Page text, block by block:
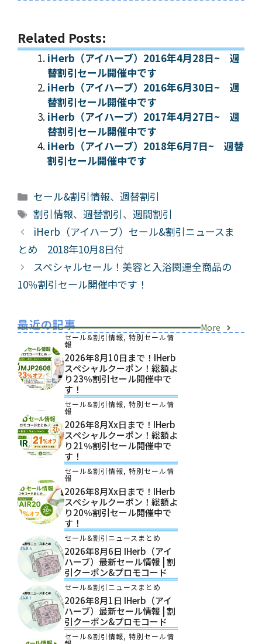
Related Posts:
iHerb（アイハーブ）2016年4月28日~ 週
替割引セール開催中です
iHerb（アイハーブ）2016年6月30日~ 週
替割引セール開催中です
iHerb（アイハーブ）2017年4月27日~ 週
替割引セール開催中です
iHerb（アイハーブ）2018年6月7日~ 週替
割引セール開催中です
カ
テ
ゴ
リ
ー
セール&割引情報、週替割引
タ
グ
割引情報、週替割引、週間割引
iHerb（アイハーブ）セール&割引ニュースま
とめ 2018年10月8日付
スペシャルセール！美容と入浴関連全商品の
10％割引セール開催中です！
最近の記事 More
セール&割引情報, 特別セール情
報
2026年8月10日まで！iHerb
スペシャルクーポン！総額よ
り23％割引セール開催中で
す！
セール&割引情報, 特別セール情
報
2026年8月xx日まで！iHerb
スペシャルクーポン！総額よ
り21％割引セール開催中で
す！
セール&割引情報, 特別セール情
報
2026年8月xx日まで！iHerb
スペシャルクーポン！総額よ
り20％割引セール開催中で
す！
セール&割引ニュースまとめ
2026年8月6日 IHerb（アイ
ハーブ）最新セール情報 | 割
引クーポン&プロモコード
セール&割引ニュースまとめ
2026年8月1日 IHerb（アイ
ハーブ）最新セール情報 | 割
引クーポン&プロモコード
セール&割引情報, 特別セール情